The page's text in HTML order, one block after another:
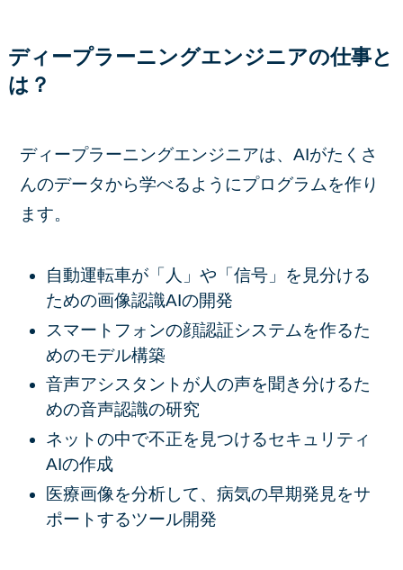
ディープラーニングエンジニアの仕事と
は？
ディープラーニングエンジニアは、AIがたくさ
んのデータから学べるようにプログラムを作り
ます。
自動運転車が「人」や「信号」を見分ける
ための画像認識AIの開発
スマートフォンの顔認証システムを作るた
めのモデル構築
音声アシスタントが人の声を聞き分けるた
めの音声認識の研究
ネットの中で不正を見つけるセキュリティ
AIの作成
医療画像を分析して、病気の早期発見をサ
ポートするツール開発